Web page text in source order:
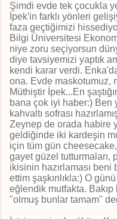
Şimdi evde tek çocukla
İpek'in farklı yönleri
faza geçtiğimizi
Bilgi Üniversitesi
niye zoru seçiyorsun
diye tavsiyemizi yaptık
kendi karar verdi.
ona. Evde maskotumuz,
Müthiştir İpek...En
bana çok iyi haber:) Ben
kahvaltı sofrası
Zeynep de orada habire
geldiğinde iki kardeşin
için tüm gün
gayet güzel tutturmaları,
ikisinin hazırlaması
ettim şaşkınlıkla:) O
eğlendik mutfakta.
"olmuş bunlar tamam"